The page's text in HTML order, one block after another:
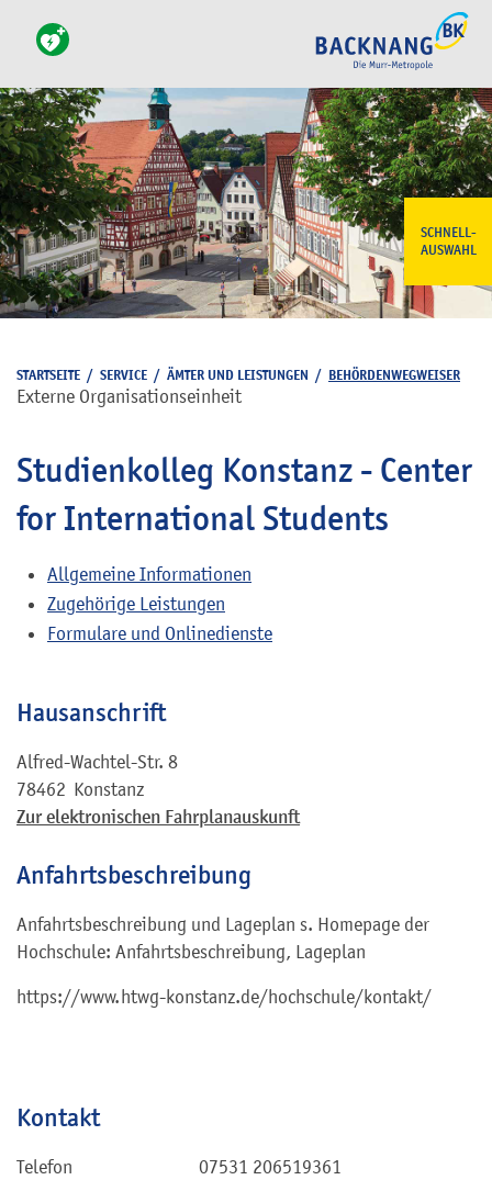
SCHNELL-
AUSWAHL
STARTSEITE / SERVICE / ÄMTER UND LEISTUNGEN / BEHÖRDENWEGWEISER
Externe Organisationseinheit
Studienkolleg Konstanz - Center
for International Students
Allgemeine Informationen
Zugehörige Leistungen
Formulare und Onlinedienste
Hausanschrift
Alfred-Wachtel-Str. 8
78462 Konstanz
Zur elektronischen Fahrplanauskunft
Anfahrtsbeschreibung
Anfahrtsbeschreibung und Lageplan s. Homepage der
Hochschule: Anfahrtsbeschreibung, Lageplan
https://www.htwg-konstanz.de/hochschule/kontakt/
Kontakt
Telefon
07531 206519361